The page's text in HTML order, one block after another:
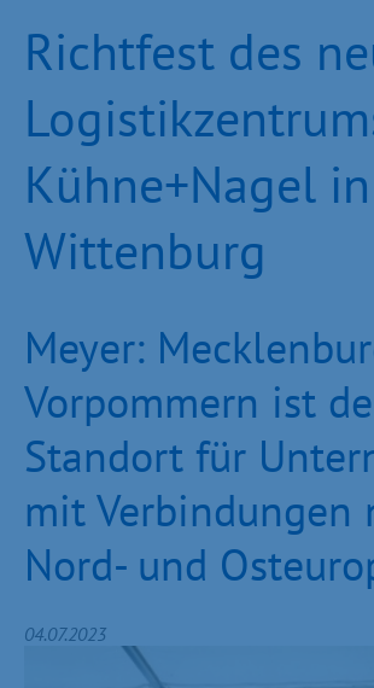
Richtfest des
Kühne+Nagel in
Wittenburg
Meyer:
Vorpommern ist
Standort für
mit Verbindungen
Nord- und
04.07.2023